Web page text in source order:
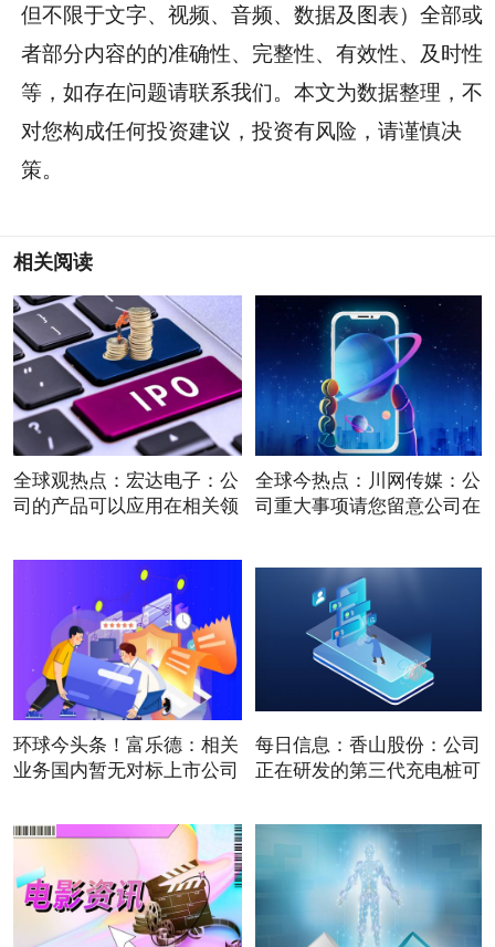
但不限于文字、视频、音频、数据及图表）全部或
者部分内容的的准确性、完整性、有效性、及时性
等，如存在问题请联系我们。本文为数据整理，不
对您构成任何投资建议，投资有风险，请谨慎决
策。
相关阅读
全球观热点：宏达电子：公
司的产品可以应用在相关领
全球今热点：川网传媒：公
司重大事项请您留意公司在
环球今头条！富乐德：相关
业务国内暂无对标上市公司
每日信息：香山股份：公司
正在研发的第三代充电桩可